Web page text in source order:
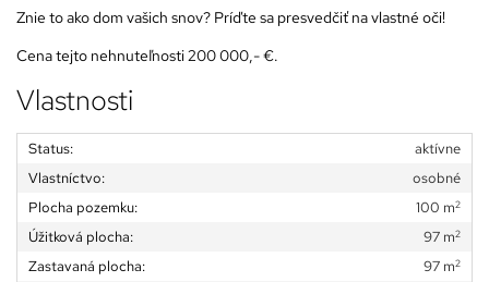
Znie to ako dom vašich snov? Príďte sa presvedčiť na vlastné oči!
Cena tejto nehnuteľnosti 200 000,- €.
Vlastnosti
Status:
aktívne
Vlastníctvo:
osobné
Plocha pozemku:
100 m2
Úžitková plocha: 97 m2
Zastavaná plocha: 97 m2